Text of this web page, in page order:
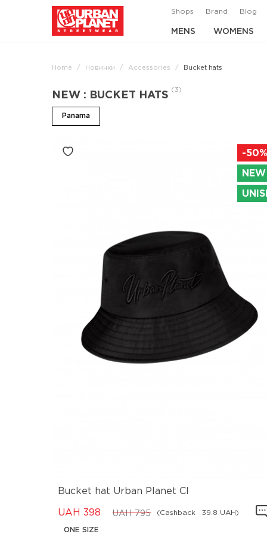
Shops Brand Blog
MENS WOMENS
Home Новинки Accessories Bucket hats
NEW : BUCKET HATS
(3)
Panama
-50%
NEW
Bucket hat Urban Planet Cl
UAH 795
UAH 398 (Cashback 39.8 UAH)
ONE SIZE